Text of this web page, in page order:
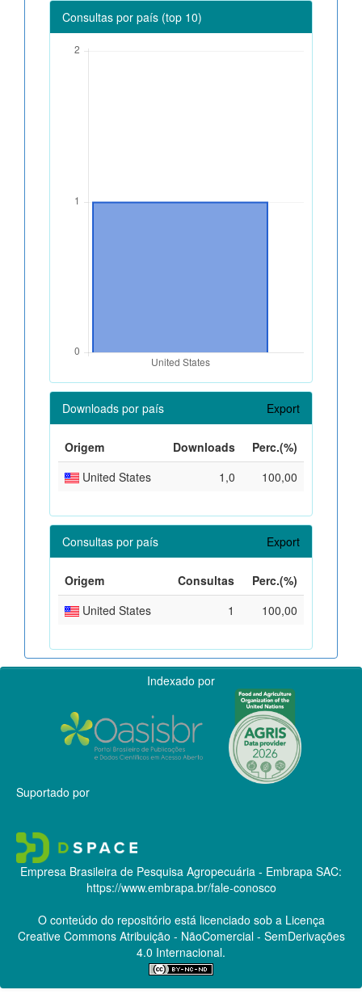
Consultas por país (top 10)
Downloads por país Export
Origem Downloads
Perc.(%)
United States
1,0 100,00
Consultas por país Export
Origem Consultas
Perc.(%)
United States
1 100,00
Indexado por
Suportado por
Empresa Brasileira de Pesquisa Agropecuária - Embrapa SAC:
https://www.embrapa.br/fale-conosco
O conteúdo do repositório está licenciado sob a Licença
Creative CommonsAtribuição - NãoComercial - SemDerivações
4.0 Internacional.